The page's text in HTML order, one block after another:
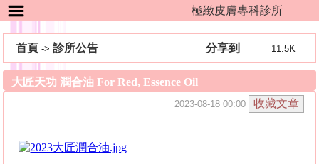
極緻皮膚專科診所
首頁 ->診所公告 分享到 11.5K
大匠天功 潤合油 For Red, Essence Oil
2023-08-18 00:00